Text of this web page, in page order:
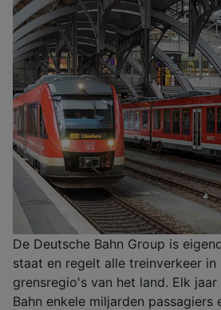
De Deutsche Bahn Group is
staat en regelt alle treinverkeer in
grensregio's van het land. Elk
Bahn enkele miljarden passagiers